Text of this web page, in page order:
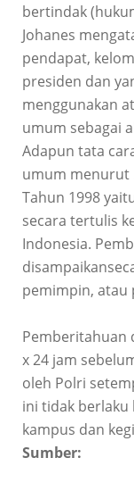
bertindak
Johanes
pendapat,
presiden dan
menggunakan
umum sebagai
Adapun tata
umum menurut
Tahun 1998
secara tertulis
Indonesia.
pemimpin, atau
Pemberitahuan
x 24 jam
oleh Polri
ini tidak berlaku
kampus dan
Sumber: